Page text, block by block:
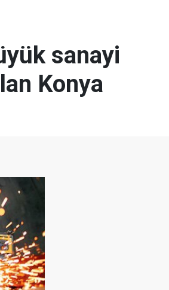
sanayi
Konya